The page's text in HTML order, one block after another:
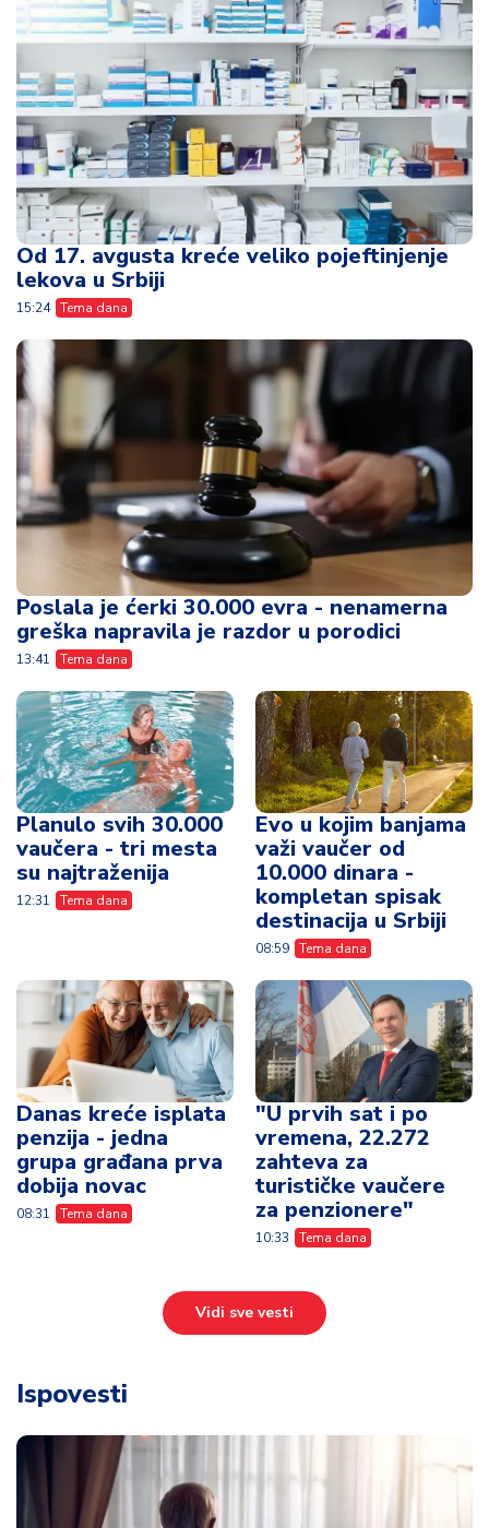
Od 17. avgusta kreće veliko pojeftinjenje
lekova u Srbiji
15:24 Tema dana
Poslala je ćerki 30.000 evra - nenamerna
greška napravila je razdor u porodici
13:41 Tema dana
Planulo svih 30.000
vaučera - tri mesta
su najtraženija
12:31 Tema dana
Evo u kojim banjama
važi vaučer od
10.000 dinara -
kompletan spisak
destinacija u Srbiji
08:59 Tema dana
Danas kreće isplata
penzija - jedna
grupa građana prva
dobija novac
08:31 Tema dana
"U prvih sat i po
vremena, 22.272
zahteva za
turističke vaučere
za penzionere"
10:33 Tema dana
Vidi sve vesti
Ispovesti